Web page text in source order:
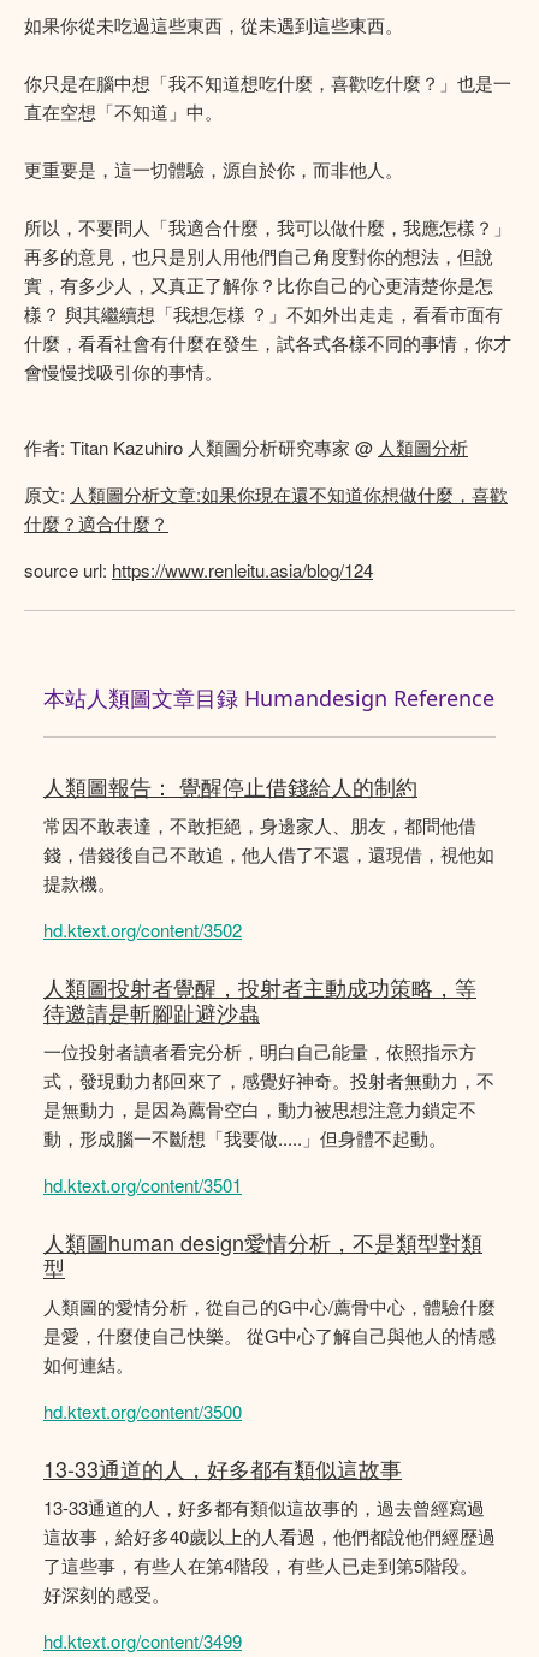
如果你從未吃過這些東西，從未遇到這些東西。
你只是在腦中想「我不知道想吃什麼，喜歡吃什麼？」也是一
直在空想「不知道」中。
更重要是，這一切體驗，源自於你，而非他人。
所以，不要問人「我適合什麼，我可以做什麼，我應怎樣？」
再多的意見，也只是別人用他們自己角度對你的想法，但說
實，有多少人，又真正了解你？比你自己的心更清楚你是怎
樣？ 與其繼續想「我想怎樣 ？」不如外出走走，看看市面有
什麼，看看社會有什麼在發生，試各式各樣不同的事情，你才
會慢慢找吸引你的事情。
作者: Titan Kazuhiro 人類圖分析研究專家 @ 人類圖分析
原文: 人類圖分析文章:如果你現在還不知道你想做什麼，喜歡
什麼？適合什麼？
source url: https://www.renleitu.asia/blog/124
本站人類圖文章目録 Humandesign Reference
人類圖報告： 覺醒停止借錢給人的制約
常因不敢表達，不敢拒絕，身邊家人、朋友，都問他借
錢，借錢後自己不敢追，他人借了不還，還現借，視他如
提款機。
hd.ktext.org/content/3502
人類圖投射者覺醒，投射者主動成功策略，等
待邀請是斬腳趾避沙蟲
一位投射者讀者看完分析，明白自己能量，依照指示方
式，發現動力都回來了，感覺好神奇。投射者無動力，不
是無動力，是因為薦骨空白，動力被思想注意力鎖定不
動，形成腦一不斷想「我要做.....」但身體不起動。
hd.ktext.org/content/3501
人類圖human design愛情分析，不是類型對類
型
人類圖的愛情分析，從自己的G中心/薦骨中心，體驗什麼
是愛，什麼使自己快樂。 從G中心了解自己與他人的情感
如何連結。
hd.ktext.org/content/3500
13-33通道的人，好多都有類似這故事
13-33通道的人，好多都有類似這故事的，過去曾經寫過
這故事，給好多40歲以上的人看過，他們都說他們經歴過
了這些事，有些人在第4階段，有些人已走到第5階段。
好深刻的感受。
hd.ktext.org/content/3499